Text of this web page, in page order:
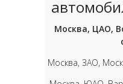
Москва, ЦАО,
Москва, ЗАО,